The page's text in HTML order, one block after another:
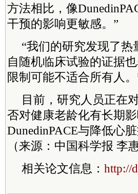
方法相比，像
干预的影响更敏感。”
“我们的研究发现了
自随机临床试验的证据
限制可能不适合所有人。
目前，研究人员正在
否对健康老龄化有长期
DunedinPACE与降低心
（来源：中国科学报 李
相关论文信息： http://